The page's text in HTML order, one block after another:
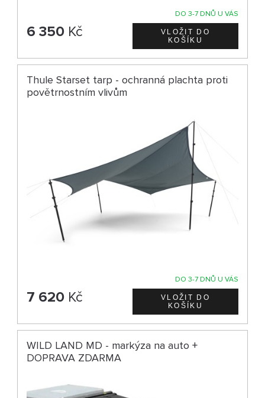
DO 3-7 DNŮ U VÁS
6 350 Kč
Thule Starset tarp - ochranná plachta proti
povětrnostním vlivům
DO 3-7 DNŮ U VÁS
7 620 Kč
WILD LAND MD - markýza na auto +
DOPRAVA ZDARMA